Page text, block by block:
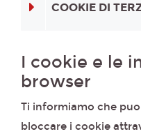
COOKIE DI
I cookie e le
browser
Ti informiamo che
bloccare i cookie